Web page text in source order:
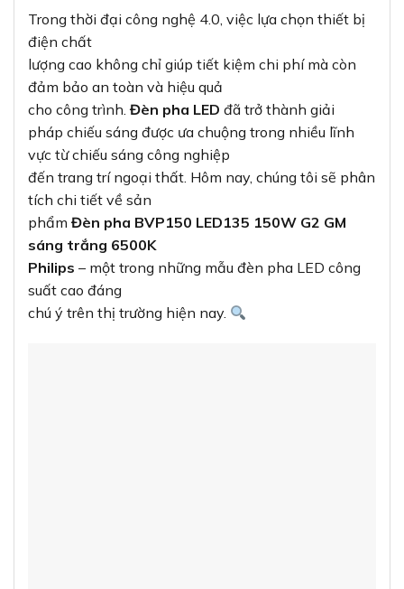
Trong thời đại công nghệ 4.0, việc lựa chọn thiết bị
điện chất
lượng cao không chỉ giúp tiết kiệm chi phí mà còn
đảm bảo an toàn và hiệu quả
cho công trình. Đèn pha LED đã trở thành giải
pháp chiếu sáng được ưa chuộng trong nhiều lĩnh
vực từ chiếu sáng công nghiệp
đến trang trí ngoại thất. Hôm nay, chúng tôi sẽ phân
tích chi tiết về sản
phẩm Đèn pha BVP150 LED135 150W G2 GM
sáng trắng 6500K
Philips – một trong những mẫu đèn pha LED công
suất cao đáng
chú ý trên thị trường hiện nay.